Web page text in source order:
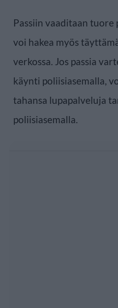
Passiin vaaditaan tuore
voi hakea myös
verkossa. Jos passia
käynti poliisiasemalla,
tahansa lupapalveluja
poliisiasemalla.